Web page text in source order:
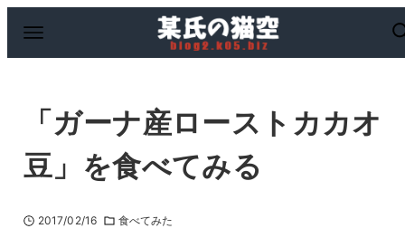
「ガーナ産ローストカカオ
豆」を食べてみる
2017/02/16 食べてみた